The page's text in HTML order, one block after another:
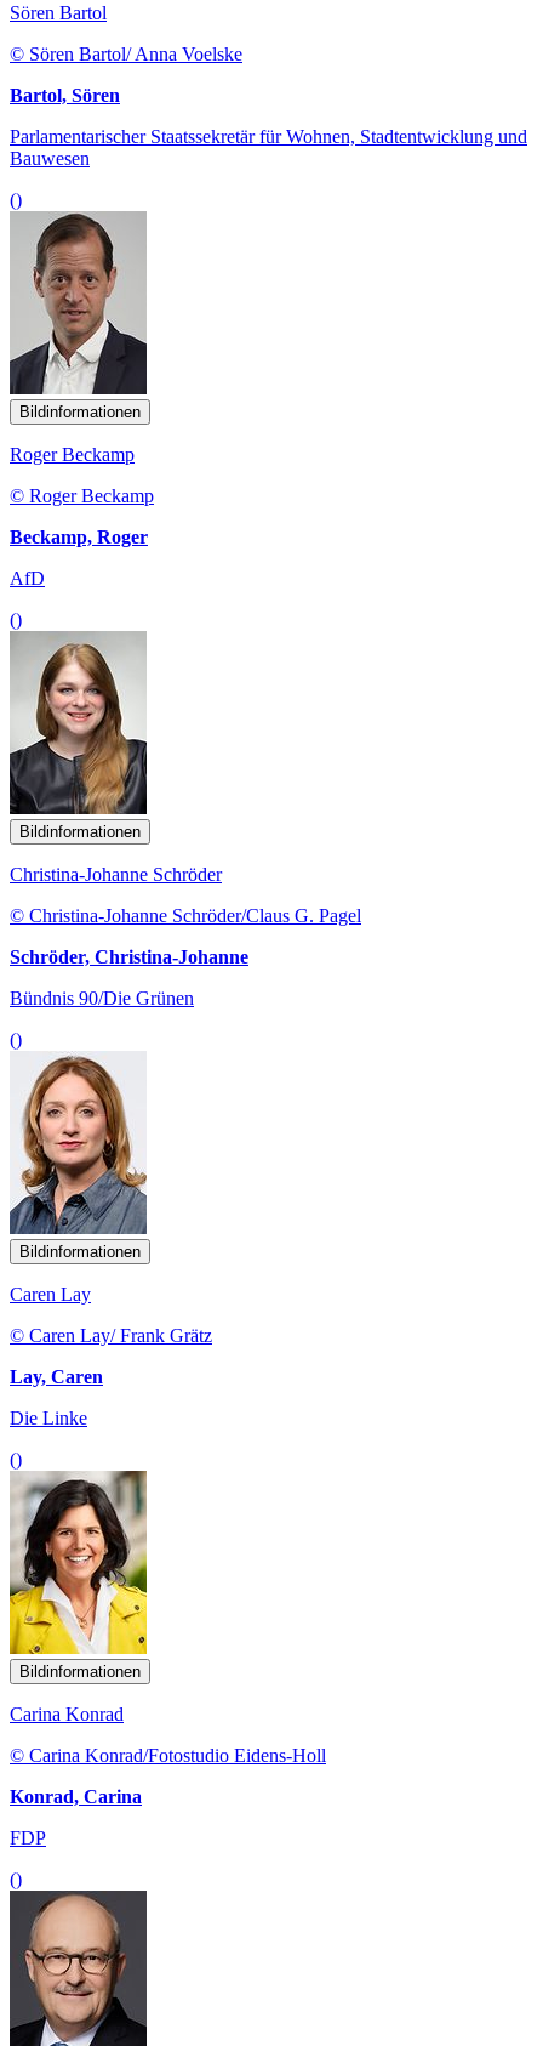
Sören Bartol
© Sören Bartol/ Anna Voelske
Bartol, Sören
Parlamentarischer Staatssekretär für Wohnen, Stadtentwicklung und
Bauwesen
()
Bildinformationen
Roger Beckamp
© Roger Beckamp
Beckamp, Roger
AfD
()
Bildinformationen
Christina-Johanne Schröder
© Christina-Johanne Schröder/Claus G. Pagel
Schröder, Christina-Johanne
Bündnis 90/Die Grünen
()
Bildinformationen
Caren Lay
© Caren Lay/ Frank Grätz
Lay, Caren
Die Linke
()
Bildinformationen
Carina Konrad
© Carina Konrad/Fotostudio Eidens-Holl
Konrad, Carina
FDP
()